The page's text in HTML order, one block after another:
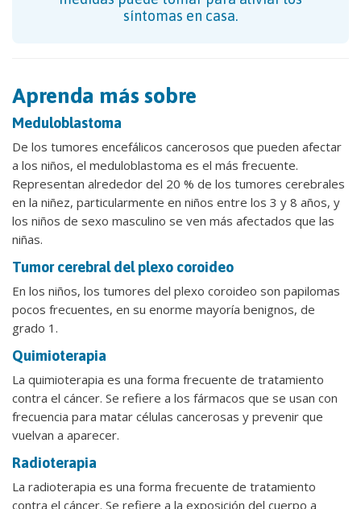
síntomas en casa.
Aprenda más sobre
Meduloblastoma
De los tumores encefálicos cancerosos que pueden afectar
a los niños, el meduloblastoma es el más frecuente.
Representan alrededor del 20 % de los tumores cerebrales
en la niñez, particularmente en niños entre los 3 y 8 años, y
los niños de sexo masculino se ven más afectados que las
niñas.
Tumor cerebral del plexo coroideo
En los niños, los tumores del plexo coroideo son papilomas
pocos frecuentes, en su enorme mayoría benignos, de
grado 1.
Quimioterapia
La quimioterapia es una forma frecuente de tratamiento
contra el cáncer. Se refiere a los fármacos que se usan con
frecuencia para matar células cancerosas y prevenir que
vuelvan a aparecer.
Radioterapia
La radioterapia es una forma frecuente de tratamiento
contra el cáncer. Se refiere a la exposición del cuerpo a